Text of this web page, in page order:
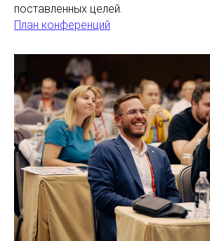
поставленных целей.
План конференций